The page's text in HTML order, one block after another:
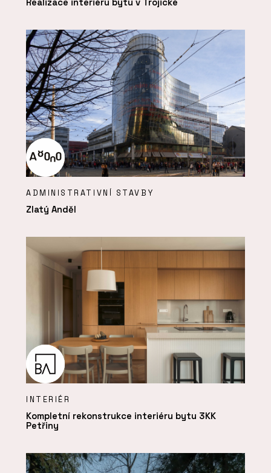
ADMINISTRATIVNÍ STAVBY
Zlatý Anděl
INTERIÉR
Kompletní rekonstrukce interiéru bytu 3KK
Petřiny